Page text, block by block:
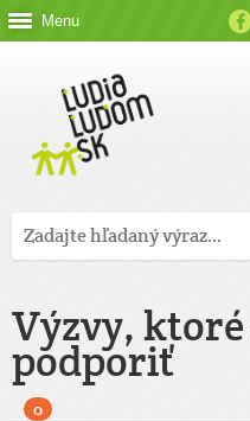
Menu
Výzvy,
podporiť
0